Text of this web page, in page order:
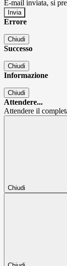
E-mail inviata, si
Errore
Chiudi
Successo
Chiudi
Informazione
Chiudi
Attendere...
Attendere il
Chiudi